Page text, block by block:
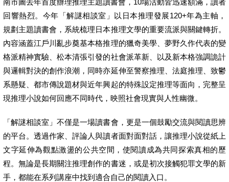
南市圖去年首度辦理推理主題讀書會，10場活動皆迅速額滿，讀者
回響熱烈。今年「解謎相談室」以日本推理發展120+年為主軸，
規劃主題讀書會，系統梳理日本推理文學的重要流派與關鍵轉折。
內容涵蓋江戶川亂步奠基本格推理的獵奇美學、夢野久作代表的變
格派精神實驗、松本清張引發的社會派革新、以及新本格強調詭計
與邏輯對決的創作浪潮，同時亦延伸至警察推理、法庭推理、致鬱
系懸疑、都市傳說題材與近年興起的特殊設定推理等面向，完整呈
現推理小說如何回應不同時代，映照社會現實與人性幽微。
「解謎相談室」不僅是一場讀書會，更是一個鼓勵交流與閱讀思辨
的平台。透過作家、評論人與讀者面對面對話，讓推理小說從紙上
文字延伸為觀點激盪的公共空間，使閱讀成為共同探索真相的歷
程。無論是長期關注推理創作的書迷，或是初次接觸犯罪文學的新
手，都能在系列講座中找到適合自己的閱讀入口。